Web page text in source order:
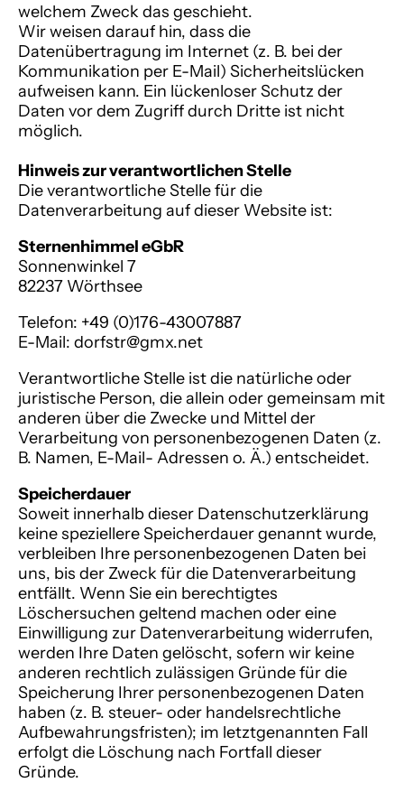
welchem Zweck das geschieht.
Wir weisen darauf hin, dass die
Datenübertragung im Internet (z. B. bei der
Kommunikation per E-Mail) Sicherheitslücken
aufweisen kann. Ein lückenloser Schutz der
Daten vor dem Zugriff durch Dritte ist nicht
möglich.
Hinweis zur verantwortlichen Stelle
Die verantwortliche Stelle für die
Datenverarbeitung auf dieser Website ist:
SternenhimmeleGbR
Sonnenwinkel 7
82237 Wörthsee
Telefon: +49 (0)176-43007887
E-Mail: dorfstr@gmx.net
Verantwortliche Stelle ist die natürliche oder
juristische Person, die allein oder gemeinsam mit
anderen über die Zwecke und Mittel der
Verarbeitung von personenbezogenen Daten (z.
B. Namen, E-Mail- Adressen o. Ä.) entscheidet.
Speicherdauer
Soweit innerhalb dieser Datenschutzerklärung
keine speziellere Speicherdauer genannt wurde,
verbleiben Ihre personenbezogenen Daten bei
uns, bis der Zweck für die Datenverarbeitung
entfällt. Wenn Sie ein berechtigtes
Löschersuchen geltend machen oder eine
Einwilligung zur Datenverarbeitung widerrufen,
werden Ihre Daten gelöscht, sofern wir keine
anderen rechtlich zulässigen Gründe für die
Speicherung Ihrer personenbezogenen Daten
haben (z. B. steuer- oder handelsrechtliche
Aufbewahrungsfristen); im letztgenannten Fall
erfolgt die Löschung nach Fortfall dieser
Gründe.